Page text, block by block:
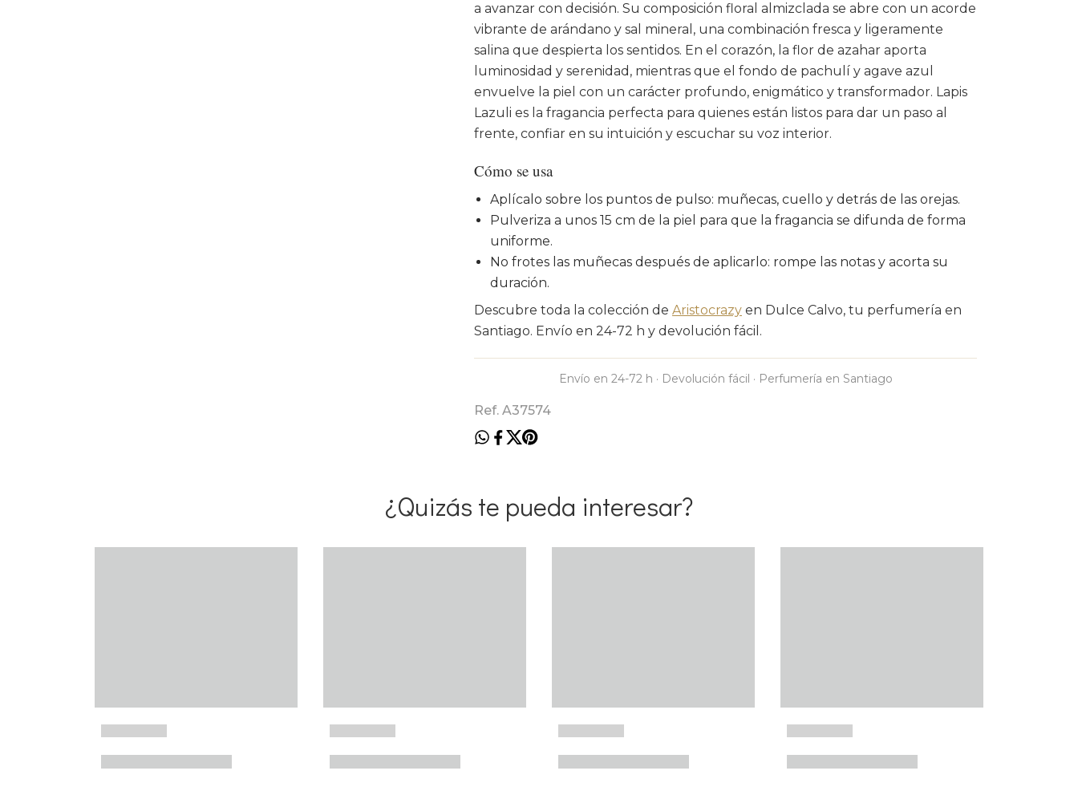
a avanzar con decisión. Su composición floral almizclada se abre con un acorde
vibrante de arándano y sal mineral, una combinación fresca y ligeramente
salina que despierta los sentidos. En el corazón, la flor de azahar aporta
luminosidad y serenidad, mientras que el fondo de pachulí y agave azul
envuelve la piel con un carácter profundo, enigmático y transformador. Lapis
Lazuli es la fragancia perfecta para quienes están listos para dar un paso al
frente, confiar en su intuición y escuchar su voz interior.
Cómo se usa
Aplícalo sobre los puntos de pulso: muñecas, cuello y detrás de las orejas.
Pulveriza a unos 15 cm de la piel para que la fragancia se difunda de forma
uniforme.
No frotes las muñecas después de aplicarlo: rompe las notas y acorta su
duración.
Descubre toda la colección de Aristocrazy en Dulce Calvo, tu perfumería en
Santiago. Envío en 24-72 h y devolución fácil.
Envío en 24-72 h · Devolución fácil · Perfumería en Santiago
Ref. A37574
¿Quizás te pueda interesar?